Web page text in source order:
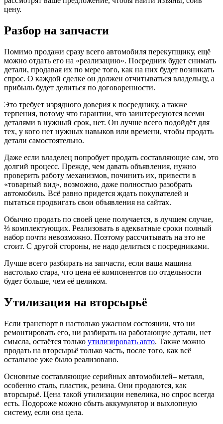
цену.
Разбор на запчасти
Помимо продажи сразу всего автомобиля перекупщику, ещё
можно отдать его на «реализацию». Посредник будет снимать
детали, продавая их по мере того, как на них будет возникать
спрос. О каждой сделке он должен отчитываться владельцу, а
прибыль будет делиться по договоренности.
Это требует изрядного доверия к посреднику, а также
терпения, потому что гарантии, что заинтересуются всеми
деталями в нужный срок, нет. Он лучше всего подойдёт для
тех, у кого нет нужных навыков или времени, чтобы продать
детали самостоятельно.
Даже если владелец попробует продать составляющие сам, это
долгий процесс. Прежде, чем давать объявления, нужно
проверить работу механизмов, починить их, привести в
«товарный вид», возможно, даже полностью разобрать
автомобиль. Всё равно придется ждать покупателей и
пытаться продвигать свои объявления на сайтах.
Обычно продать по своей цене получается, в лучшем случае,
⅔ комплектующих. Реализовать в адекватные сроки полный
набор почти невозможно. Поэтому рассчитывать на это не
стоит. С другой стороны, не надо делиться с посредниками.
Лучше всего разбирать на запчасти, если ваша машина
настолько стара, что цена её компонентов по отдельности
будет больше, чем её целиком.
Утилизация на вторсырьё
Если транспорт в настолько ужасном состоянии, что ни
ремонтировать его, ни разбирать на работающие детали, нет
смысла, остаётся только утилизировать авто. Также можно
продать на вторсырьё только часть, после того, как всё
остальное уже было реализовано.
Основные составляющие серийных автомобилей– металл,
особенно сталь, пластик, резина. Они продаются, как
вторсырьё. Цена такой утилизации невелика, но спрос всегда
есть. Подороже можно сбыть аккумулятор и выхлопную
систему, если она цела.